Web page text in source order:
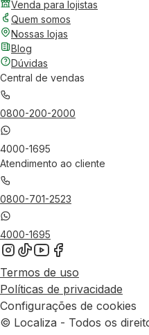
Venda para lojistas
Quem somos
Nossas lojas
Blog
Dúvidas
Central de vendas
0800-200-2000
4000-1695
Atendimento ao cliente
0800-701-2523
4000-1695
Termos de uso
Políticas de privacidade
Configurações de cookies
© Localiza - Todos os